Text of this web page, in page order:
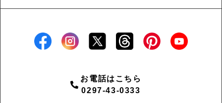
お電話はこちら
0297-43-0333